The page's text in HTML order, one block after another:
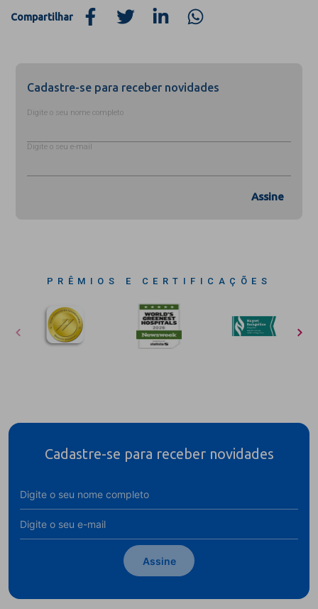
Compartilhar
Cadastre-se para receber novidades
Digite o seu nome completo
Digite o seu e-mail
Assine
PRÊMIOS E CERTIFICAÇÕES
Cadastre-se para receber novidades
Assine